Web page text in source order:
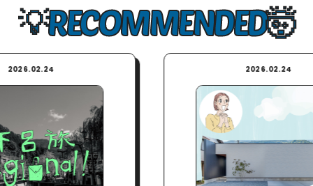
RECOMMENDED